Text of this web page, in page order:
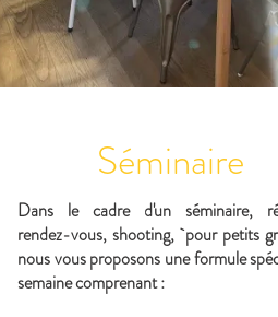
Séminaire
Dans le cadre d'un séminaire,
rendez-vous, shooting, pour petits
nous vous proposons une formule
semaine comprenant :